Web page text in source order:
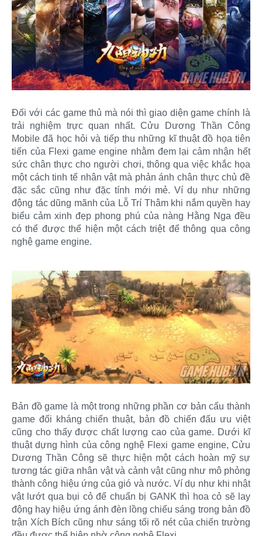
Đối với các game thủ mà nói thì giao diện game chính là
trải nghiệm trực quan nhất. Cửu Dương Thần Công
Mobile đã học hỏi và tiếp thu những kĩ thuật đồ họa tiên
tiến của Flexi game engine nhằm đem lại cảm nhận hết
sức chân thực cho người chơi, thông qua việc khắc họa
một cách tinh tế nhân vật mà phản ánh chân thực chủ đề
đặc sắc cũng như đặc tính mới mẻ. Ví dụ như những
động tác dũng mãnh của Lỗ Trí Thâm khi nắm quyền hay
biểu cảm xinh đẹp phong phú của nàng Hằng Nga đều
có thể được thể hiện một cách triệt để thông qua công
nghệ game engine.
Bản đồ game là một trong những phần cơ bản cấu thành
game đối kháng chiến thuật, bản đồ chiến đấu ưu việt
cũng cho thấy được chất lượng cao của game. Dưới kĩ
thuật dựng hình của công nghệ Flexi game engine, Cửu
Dương Thần Công sẽ thực hiện một cách hoàn mỹ sự
tương tác giữa nhân vật và cảnh vật cũng như mô phỏng
thành công hiệu ứng của gió và nước. Ví dụ như khi nhật
vật lướt qua bụi cỏ để chuẩn bị GANK thì hoa cỏ sẽ lay
động hay hiệu ứng ánh đèn lồng chiếu sáng trong bản đồ
trận Xích Bích cũng như sáng tối rõ nét của chiến trường